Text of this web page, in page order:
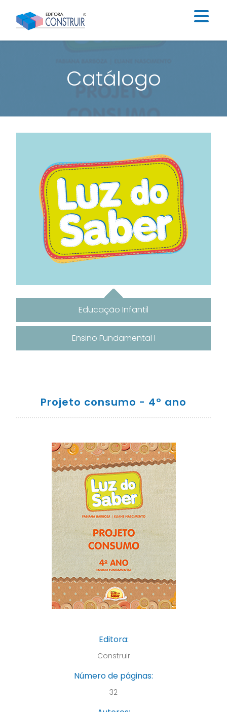
Institucional
Catálogo
Educação Infantil
Ensino Fundamental I
Blog
Contato
Construir Digital
Catálogo
Educação Infantil
Ensino Fundamental I
Projeto consumo - 4º ano
Editora:
Construir
Número de páginas:
32